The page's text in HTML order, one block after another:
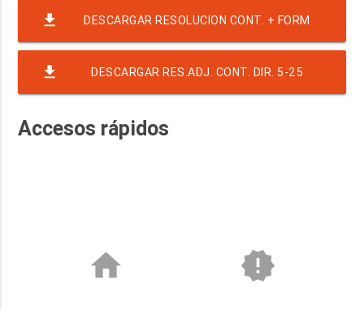
file_download DESCARGAR RESOLUCION CONT. + FORM
COTIZ SEGURO DEPENDENCIAS IPVYH
file_download DESCARGAR RES.ADJ. CONT. DIR. 5-25
Accesos rápidos
home new_releases